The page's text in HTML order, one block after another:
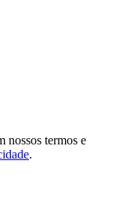
nossos termos e
.